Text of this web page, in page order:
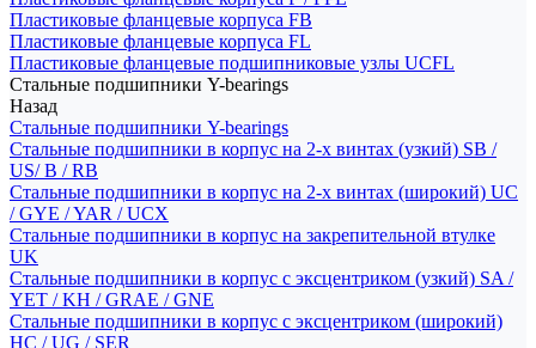
Пластиковые фланцевые корпуса FB
Пластиковые фланцевые корпуса FL
Пластиковые фланцевые подшипниковые узлы UCFL
Стальные подшипники Y-bearings
Назад
Стальные подшипники Y-bearings
Стальные подшипники в корпус на 2-х винтах (узкий) SB /
US/ B / RB
Стальные подшипники в корпус на 2-х винтах (широкий) UC
/ GYE / YAR / UCX
Стальные подшипники в корпус на закрепительной втулке
UK
Стальные подшипники в корпус с эксцентриком (узкий) SA /
YET / KH / GRAE / GNE
Стальные подшипники в корпус с эксцентриком (широкий)
HC / UG / SER